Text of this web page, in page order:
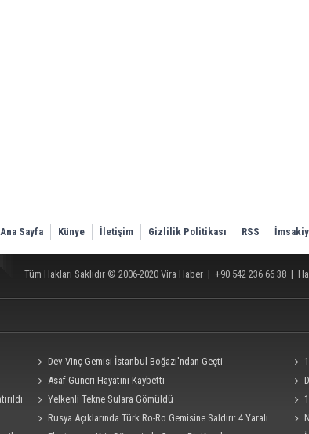
Ana Sayfa Künye İletişim Gizlilik Politikası RSS
Tüm Hakları Saklıdır © 2006-2020 Vira Haber | +90 542 236 66 38 |
Dev Vinç Gemisi İstanbul Boğazı'ndan Geçti
Asaf Güneri Hayatını Kaybetti
Yelkenli Tekne Sulara Gömüldü
Rusya Açıklarında Türk Ro-Ro Gemisine Saldırı: 4 Yaralı